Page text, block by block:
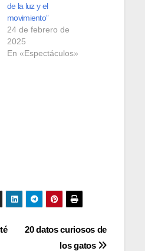
de la luz y el
movimiento”
24 de febrero de
2025
En «Espectáculos»
20 datos curiosos de
los gatos